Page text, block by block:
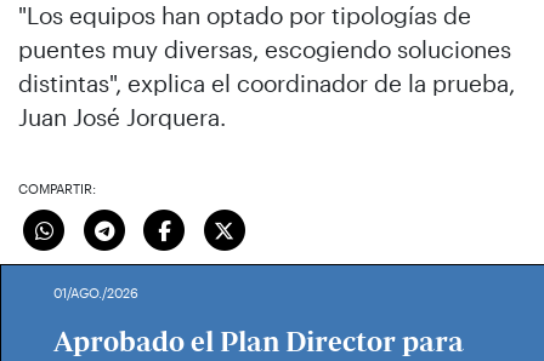
"Los equipos han optado por tipologías de
puentes muy diversas, escogiendo soluciones
distintas", explica el coordinador de la prueba,
Juan José Jorquera.
COMPARTIR:
01/AGO./2026
Aprobado el Plan Director para